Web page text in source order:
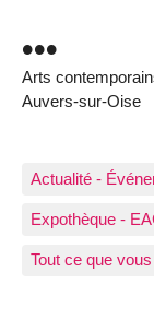
•••
Arts
Auvers-sur-Oise
Actualité -
Expothèque -
Tout ce que